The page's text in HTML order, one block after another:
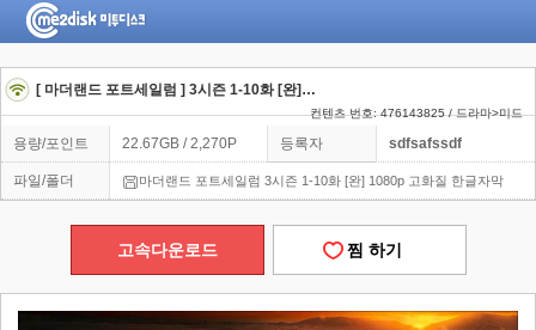
[ 마더랜드 포트세일럼 ] 3시즌 1-10화 [완] 1080p 고화질 한글자막
컨텐츠 번호: 476143825 / 드라마>미드
용량/포인트 22.67GB / 2,270P 등록자 sdfsafssdf
파일/폴더 마더랜드 포트세일럼 3시즌 1-10화 [완] 1080p 고화질 한글자막
고속다운로드 찜 하기